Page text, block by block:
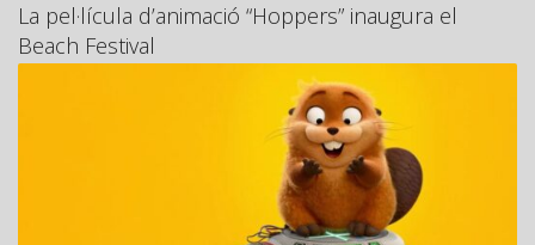
La pel·lícula d’animació “Hoppers” inaugura el
Beach Festival